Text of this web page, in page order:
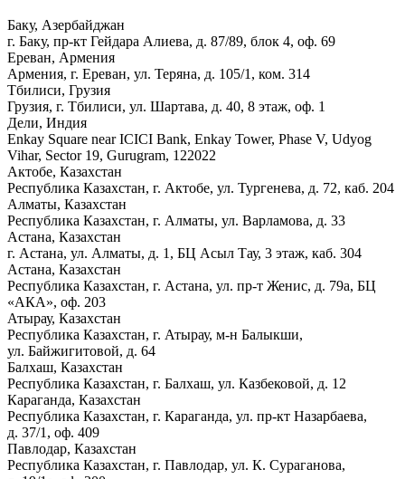
Баку, Азербайджан
г. Баку, пр-кт Гейдара Алиева, д. 87/89, блок 4, оф. 69
Ереван, Армения
Армения, г. Ереван, ул. Теряна, д. 105/1, ком. 314
Тбилиси, Грузия
Грузия, г. Тбилиси, ул. Шартава, д. 40, 8 этаж, оф. 1
Дели, Индия
Enkay Square near ICICI Bank, Enkay Tower, Phase V, Udyog
Vihar, Sector 19, Gurugram, 122022
Актобе, Казахстан
Республика Казахстан, г. Актобе, ул. Тургенева, д. 72, каб. 204
Алматы, Казахстан
Республика Казахстан, г. Алматы, ул. Варламова, д. 33
Астана, Казахстан
г. Астана, ул. Алматы, д. 1, БЦ Асыл Тау, 3 этаж, каб. 304
Астана, Казахстан
Республика Казахстан, г. Астана, ул. пр-т Женис, д. 79а, БЦ
«АКА», оф. 203
Атырау, Казахстан
Республика Казахстан, г. Атырау, м-н Балыкши,
ул. Байжигитовой, д. 64
Балхаш, Казахстан
Республика Казахстан, г. Балхаш, ул. Казбековой, д. 12
Караганда, Казахстан
Республика Казахстан, г. Караганда, ул. пр-кт Назарбаева,
д. 37/1, оф. 409
Павлодар, Казахстан
Республика Казахстан, г. Павлодар, ул. К. Сураганова,